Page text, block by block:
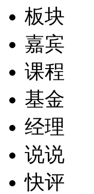
板块
嘉宾
课程
基金
经理
说说
快评